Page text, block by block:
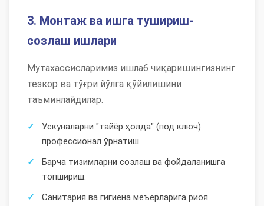
3. Монтаж ва ишга тушириш-
созлаш ишлари
Мутахассисларимиз ишлаб чиқаришингизнинг
тезкор ва тўғри йўлга қўйилишини
таъминлайдилар.
Ускуналарни "тайёр ҳолда" (под ключ)
профессионал ўрнатиш.
Барча тизимларни созлаш ва фойдаланишга
топшириш.
Санитария ва гигиена меъёрларига риоя